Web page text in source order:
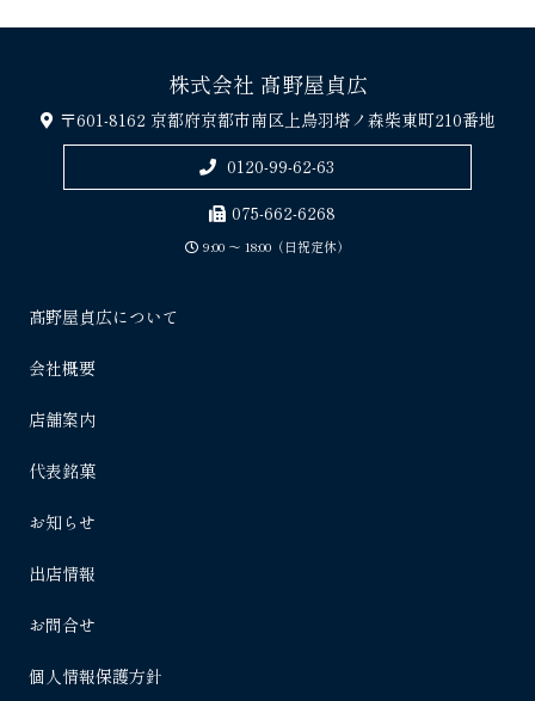
株式会社 髙野屋貞広
〒601-8162 京都府京都市南区上鳥羽塔ノ森柴東町210番地
0120-99-62-63
075-662-6268
9:00 〜 18:00（日祝定休）
髙野屋貞広について
会社概要
店舗案内
代表銘菓
お知らせ
出店情報
お問合せ
個人情報保護方針